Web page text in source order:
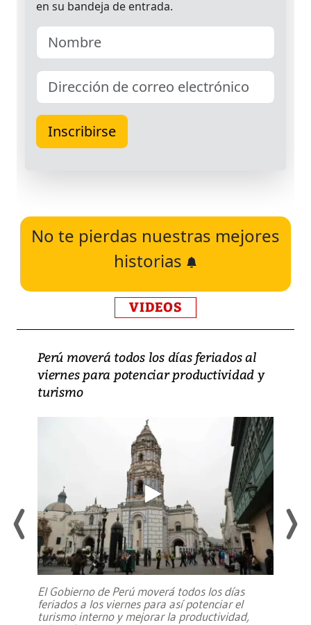
No te pierdas nuestras mejores
historias
VIDEOS
Perú moverá todos los días feriados al
viernes para potenciar productividad y
turismo
El Gobierno de Perú moverá todos los días
feriados a los viernes para así potenciar el
turismo interno y mejorar la productividad,